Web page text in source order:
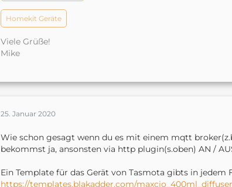
Homekit Geräte
Viele Grüße!
Mike
25. Januar 2020
Wie schon gesagt wenn du es mit einem mqtt
bekommst ja, ansonsten via http plugin(s.oben) AN /
Ein Template für das Gerät von Tasmota gibts in jedem
https://templates.blakadder.com/